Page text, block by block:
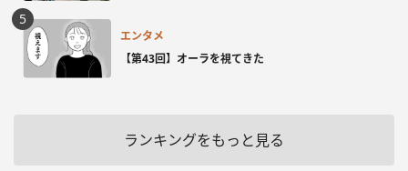
エンタメ
【第43回】オーラを視てきた
ランキングをもっと見る